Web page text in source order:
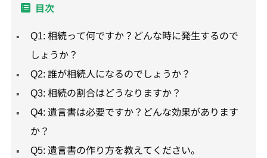
目次
Q1: 相続って何ですか？どんな時に発生するので
しょうか？
Q2: 誰が相続人になるのでしょうか？
Q3: 相続の割合はどうなりますか？
Q4: 遺言書は必要ですか？どんな効果があります
か？
Q5: 遺言書の作り方を教えてください。